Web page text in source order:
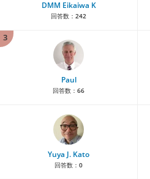
DMM Eikaiwa K
回答数： 242
3
Paul
回答数： 66
Yuya J. Kato
回答数： 0